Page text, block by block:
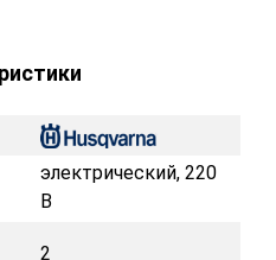
электрический, 220
В
2